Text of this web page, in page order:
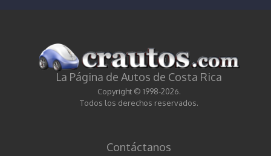
La Página de Autos de Costa Rica
Copyright © 1998-2026.
Todos los derechos reservados.
Contáctanos